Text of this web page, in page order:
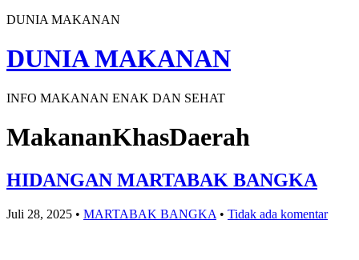
DUNIA MAKANAN
DUNIA MAKANAN
INFO MAKANAN ENAK DAN SEHAT
MakananKhasDaerah
HIDANGAN MARTABAK BANGKA
Juli 28, 2025 • MARTABAK BANGKA • Tidak ada komentar